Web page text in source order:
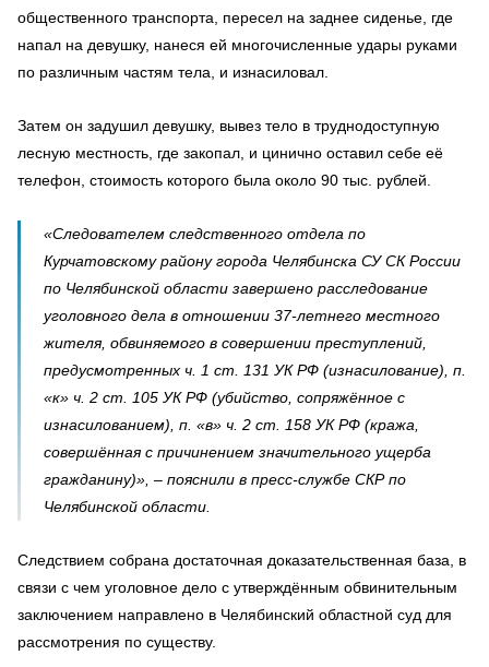
общественного транспорта, пересел на заднее сиденье, где
напал на девушку, нанеся ей многочисленные удары руками
по различным частям тела, и изнасиловал.
Затем он задушил девушку, вывез тело в труднодоступную
лесную местность, где закопал, и цинично оставил себе её
телефон, стоимость которого была около 90 тыс. рублей.
«Следователем следственного отдела по
Курчатовскому району города Челябинска СУ СК России
по Челябинской области завершено расследование
уголовного дела в отношении 37-летнего местного
жителя, обвиняемого в совершении преступлений,
предусмотренных ч. 1 ст. 131 УК РФ (изнасилование), п.
«к» ч. 2 ст. 105 УК РФ (убийство, сопряжённое с
изнасилованием), п. «в» ч. 2 ст. 158 УК РФ (кража,
совершённая с причинением значительного ущерба
гражданину)», – пояснили в пресс-службе СКР по
Челябинской области.
Следствием собрана достаточная доказательственная база, в
связи с чем уголовное дело с утверждённым обвинительным
заключением направлено в Челябинский областной суд для
рассмотрения по существу.